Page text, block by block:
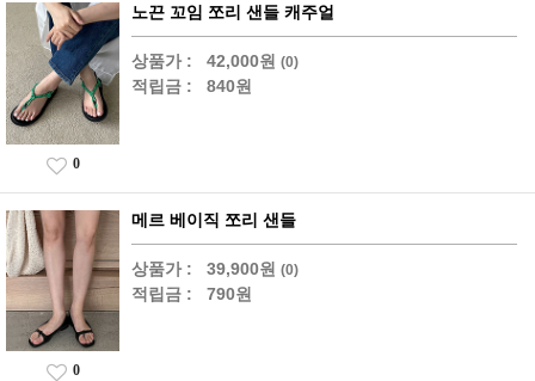
노끈 꼬임 쪼리 샌들 캐주얼
상품가 : 42,000원 (0)
적립금 : 840원
0
메르 베이직 쪼리 샌들
상품가 : 39,900원 (0)
적립금 : 790원
0